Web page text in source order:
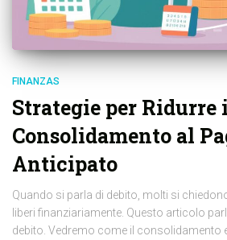
FINANZAS
Strategie per Ridurre
Consolidamento al
Anticipato
Quando si parla di debito, molti si
liberi finanziariamente. Questo articolo
debito. Vedremo come il consolidamento